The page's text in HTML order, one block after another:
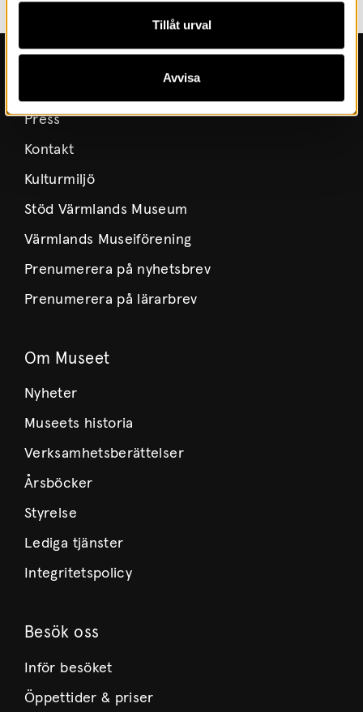
Tillåt urval
Avvisa
Press
Kontakt
Kulturmiljö
Stöd Värmlands Museum
Värmlands Museiförening
Prenumerera på nyhetsbrev
Prenumerera på lärarbrev
Om Museet
Nyheter
Museets historia
Verksamhetsberättelser
Årsböcker
Styrelse
Lediga tjänster
Integritetspolicy
Besök oss
Inför besöket
Öppettider & priser